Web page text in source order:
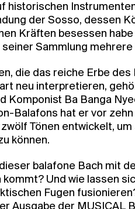
his­to­ri­schen
der Sos­so, des­sen
Kräf­ten beses­sen
Samm­lung
die das rei­che Erbe
neu inter­pre­tie­ren,
Kom­po­nist Ba Ban­ga
Bal­a­fons hat er vor
Tönen ent­wi­ckelt,
können.
bal­a­fo­ne Bach mit
kommt? Und wie las­sen
Fugen
Aus­ga­be der MUSI­CAL